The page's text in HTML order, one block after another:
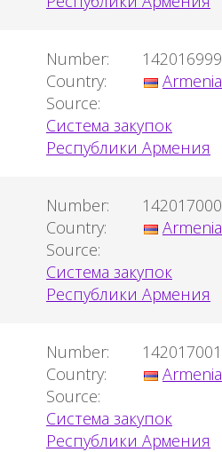
Number:
142016999
Country:
Armenia
Source:
Система закупок
Республики Армения
Number:
142017000
Country:
Armenia
Source:
Система закупок
Республики Армения
Number:
142017001
Country:
Armenia
Source:
Система закупок
Республики Армения